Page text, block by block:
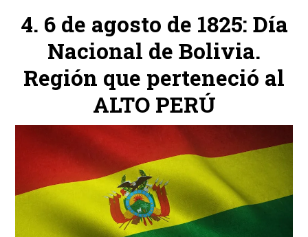
6 de agosto de 1825: Día
Nacional de Bolivia.
Región que perteneció al
ALTO PERÚ